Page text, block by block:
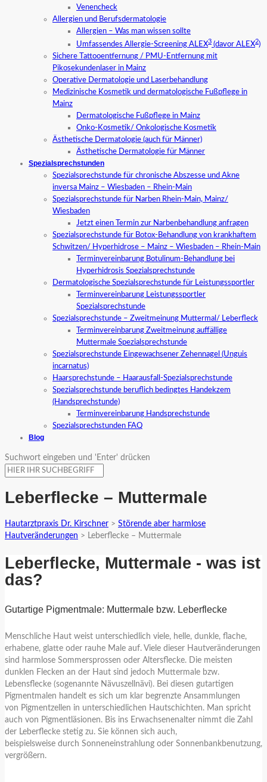
Venencheck
Allergien und Berufsdermatologie
Allergien – Was man wissen sollte
Umfassendes Allergie-Screening ALEX3 (davor ALEX2)
Sichere Tattooentfernung / PMU-Entfernung mit
Pikosekundenlaser in Mainz
Operative Dermatologie und Laserbehandlung
Medizinische Kosmetik und dermatologische Fußpflege in
Mainz
Dermatologische Fußpflege in Mainz
Onko-Kosmetik/ Onkologische Kosmetik
Ästhetische Dermatologie (auch für Männer)
Ästhetische Dermatologie für Männer
Spezialsprechstunden
Spezialsprechstunde für chronische Abszesse und Akne
inversa Mainz – Wiesbaden – Rhein-Main
Spezialsprechstunde für Narben Rhein-Main, Mainz/
Wiesbaden
Jetzt einen Termin zur Narbenbehandlung anfragen
Spezialsprechstunde für Botox-Behandlung von krankhaftem
Schwitzen/ Hyperhidrose – Mainz – Wiesbaden – Rhein-Main
Terminvereinbarung Botulinum-Behandlung bei
Hyperhidrosis Spezialsprechstunde
Dermatologische Spezialsprechstunde für Leistungssportler
Terminvereinbarung Leistungssportler
Spezialsprechstunde
Spezialsprechstunde – Zweitmeinung Muttermal/ Leberfleck
Terminvereinbarung Zweitmeinung auffällige
Muttermale Spezialsprechstunde
Spezialsprechstunde Eingewachsener Zehennagel (Unguis
incarnatus)
Haarsprechstunde – Haarausfall-Spezialsprechstunde
Spezialsprechstunde beruflich bedingtes Handekzem
(Handsprechstunde)
Terminvereinbarung Handsprechstunde
Spezialsprechstunden FAQ
Blog
Suchwort eingeben und 'Enter' drücken
Leberflecke – Muttermale
Hautarztpraxis Dr. Kirschner > Störende aber harmlose
Hautveränderungen > Leberflecke – Muttermale
Leberflecke, Muttermale - was ist
das?
Gutartige Pigmentmale: Muttermale bzw. Leberflecke
Menschliche Haut weist unterschiedlich viele, helle, dunkle, flache,
erhabene, glatte oder rauhe Male auf. Viele dieser Hautveränderungen
sind harmlose Sommersprossen oder Altersflecke. Die meisten
dunklen Flecken an der Haut sind jedoch Muttermale bzw.
Lebensflecke (sogenannte Nävuszellnävi). Bei diesen gutartigen
Pigmentmalen handelt es sich um klar begrenzte Ansammlungen
von Pigmentzellen in unterschiedlichen Hautschichten. Man spricht
auch von Pigmentläsionen. Bis ins Erwachsenenalter nimmt die Zahl
der Leberflecke stetig zu. Sie können sich auch,
beispielsweise durch Sonneneinstrahlung oder Sonnenbankbenutzung,
vergrößern.